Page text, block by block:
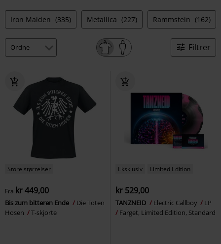
Iron Maiden (335) Metallica (227) Rammstein (162)
Filtrer
Store størrelser
Fra kr 449,00
Bis zum bitteren Ende
Die Toten
Hosen
T-skjorte
Eksklusiv Limited Edition
kr 529,00
TANZNEID Electric Callboy
LP
Farget, Limited Edition, Standard